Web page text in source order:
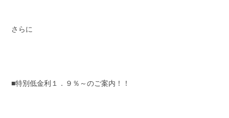
さらに
■特別低金利１．９％～のご案内！！